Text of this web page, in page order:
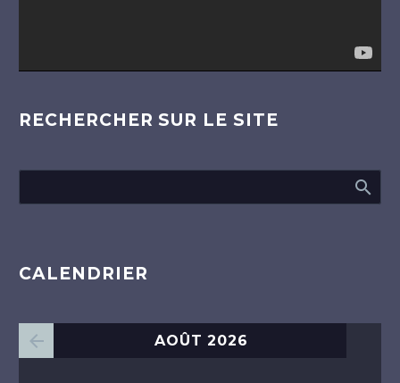
RECHERCHER SUR LE SITE
CALENDRIER
AOÛT 2026